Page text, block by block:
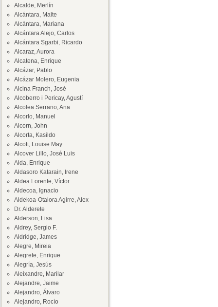
Alcalde, Merlín
Alcántara, Maite
Alcántara, Mariana
Alcántara Alejo, Carlos
Alcántara Sgarbi, Ricardo
Alcaraz, Aurora
Alcatena, Enrique
Alcázar, Pablo
Alcázar Molero, Eugenia
Alcina Franch, José
Alcoberro i Pericay, Agustí
Alcolea Serrano, Ana
Alcorlo, Manuel
Alcorn, John
Alcorta, Kasildo
Alcott, Louise May
Alcover Lillo, José Luis
Alda, Enrique
Aldasoro Katarain, Irene
Aldea Lorente, Víctor
Aldecoa, Ignacio
Aldekoa-Otalora Agirre, Alex
Dr. Alderete
Alderson, Lisa
Aldrey, Sergio F.
Aldridge, James
Alegre, Mireia
Alegrete, Enrique
Alegría, Jesús
Aleixandre, Marilar
Alejandre, Jaime
Alejandro, Álvaro
Alejandro, Rocío